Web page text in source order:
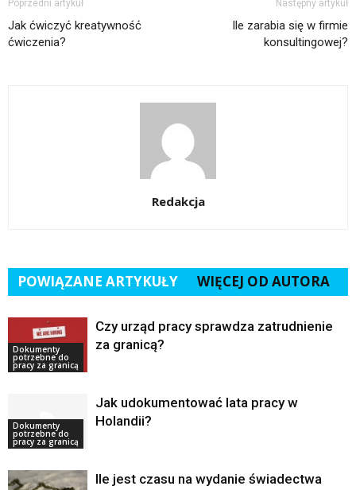
Poprzedni artykuł
Jak ćwiczyć kreatywność
ćwiczenia?
Następny artykuł
Ile zarabia się w firmie
konsultingowej?
Redakcja
POWIĄZANE ARTYKUŁY WIĘCEJ OD AUTORA
Dokumenty
potrzebne do
pracy za granicą
Czy urząd pracy sprawdza zatrudnienie
za granicą?
Dokumenty
potrzebne do
pracy za granicą
Jak udokumentować lata pracy w
Holandii?
Ile jest czasu na wydanie świadectwa